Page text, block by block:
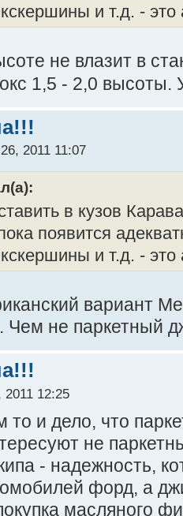
и т.д. - это
не влазит в
1,5 - 2,0
2011 11:07
в кузов
появится
и т.д. - это
вариант
Чем не паркетный
12:25
то и дело, что
не
- надежность,
форд, а
масляного